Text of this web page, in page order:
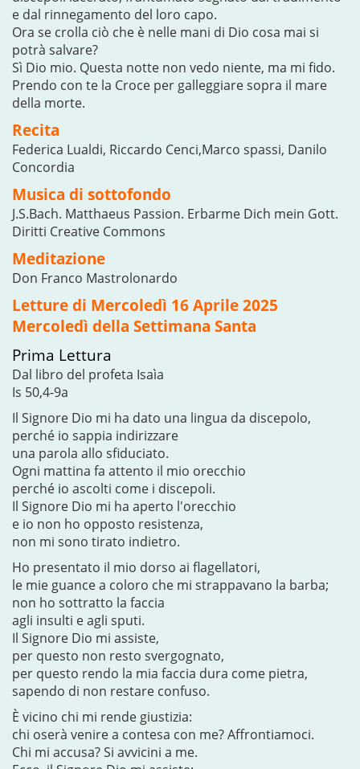
e dal rinnegamento del loro capo.
Ora se crolla ciò che è nelle mani di Dio cosa mai si
potrà salvare?
Sì Dio mio. Questa notte non vedo niente, ma mi fido.
Prendo con te la Croce per galleggiare sopra il mare
della morte.
Recita
Federica Lualdi, Riccardo Cenci,Marco spassi, Danilo
Concordia
Musica di sottofondo
J.S.Bach. Matthaeus Passion. Erbarme Dich mein Gott.
Diritti Creative Commons
Meditazione
Don Franco Mastrolonardo
Letture di Mercoledì 16 Aprile 2025
Mercoledì della Settimana Santa
Prima Lettura
Dal libro del profeta Isaìa
Is 50,4-9a
Il Signore Dio mi ha dato una lingua da discepolo,
perché io sappia indirizzare
una parola allo sfiduciato.
Ogni mattina fa attento il mio orecchio
perché io ascolti come i discepoli.
Il Signore Dio mi ha aperto l'orecchio
e io non ho opposto resistenza,
non mi sono tirato indietro.
Ho presentato il mio dorso ai flagellatori,
le mie guance a coloro che mi strappavano la barba;
non ho sottratto la faccia
agli insulti e agli sputi.
Il Signore Dio mi assiste,
per questo non resto svergognato,
per questo rendo la mia faccia dura come pietra,
sapendo di non restare confuso.
È vicino chi mi rende giustizia:
chi oserà venire a contesa con me? Affrontiamoci.
Chi mi accusa? Si avvicini a me.